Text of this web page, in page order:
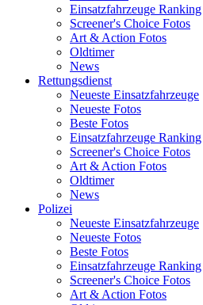
Einsatzfahrzeuge Ranking
Screener's Choice Fotos
Art & Action Fotos
Oldtimer
News
Rettungsdienst
Neueste Einsatzfahrzeuge
Neueste Fotos
Beste Fotos
Einsatzfahrzeuge Ranking
Screener's Choice Fotos
Art & Action Fotos
Oldtimer
News
Polizei
Neueste Einsatzfahrzeuge
Neueste Fotos
Beste Fotos
Einsatzfahrzeuge Ranking
Screener's Choice Fotos
Art & Action Fotos